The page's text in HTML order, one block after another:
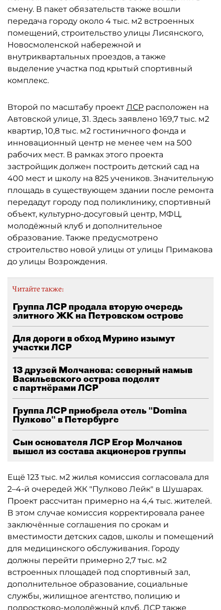
смену. В пакет обязательств также вошли
передача городу около 4 тыс. м2 встроенных
помещений, строительство улицы Лисянского,
Новосмоленской набережной и
внутриквартальных проездов, а также
выделение участка под крытый спортивный
комплекс.
Второй по масштабу проект ЛСР расположен на
Автовской улице, 31. Здесь заявлено 169,7 тыс. м2
квартир, 10,8 тыс. м2 гостиничного фонда и
инновационный центр не менее чем на 500
рабочих мест. В рамках этого проекта
застройщик должен построить детский сад на
400 мест и школу на 825 учеников. Значительную
площадь в существующем здании после ремонта
передадут городу под поликлинику, спортивный
объект, культурно-досуговый центр, МФЦ,
молодёжный клуб и дополнительное
образование. Также предусмотрено
строительство новой улицы от улицы Примакова
до улицы Возрождения.
Читайте также:
Группа ЛСР продала вторую очередь
элитного ЖК на Петровском острове
Для дороги в обход Мурино изымут
участки ЛСР
13 друзей Молчанова: северный намыв
Васильевского острова поделят
с партнёрами ЛСР
Группа ЛСР приобрела отель "Domina
Пулково" в Петербурге
Сын основателя ЛСР Егор Молчанов
вышел из состава акционеров группы
Ещё 123 тыс. м2 жилья комиссия согласовала для
2–4-й очередей ЖК "Пулково Лейк" в Шушарах.
Проект рассчитан примерно на 4,4 тыс. жителей.
В этом случае комиссия корректировала ранее
заключённые соглашения по срокам и
вместимости детских садов, школы и помещений
для медицинского обслуживания. Городу
должны перейти примерно 2,7 тыс. м2
встроенных площадей под спортивный зал,
дополнительное образование, социальные
службы, жилищное агентство, полицию и
подростково-молодёжный клуб. ЛСР также